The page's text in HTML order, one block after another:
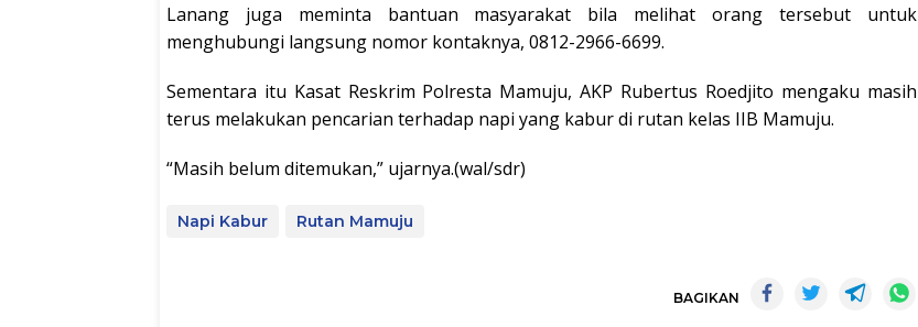
Lanang juga meminta bantuan masyarakat bila melihat orang tersebut untuk
menghubungi langsung nomor kontaknya, 0812-2966-6699.
Sementara itu Kasat Reskrim Polresta Mamuju, AKP Rubertus Roedjito mengaku masih
terus melakukan pencarian terhadap napi yang kabur di rutan kelas IIB Mamuju.
“Masih belum ditemukan,” ujarnya.(wal/sdr)
Napi Kabur Rutan Mamuju
BAGIKAN